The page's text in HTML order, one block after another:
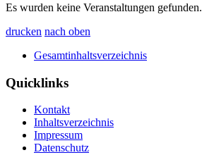
Es wurden keine Veranstaltungen gefunden.
drucken nach oben
Gesamtinhaltsverzeichnis
Quicklinks
Kontakt
Inhaltsverzeichnis
Impressum
Datenschutz